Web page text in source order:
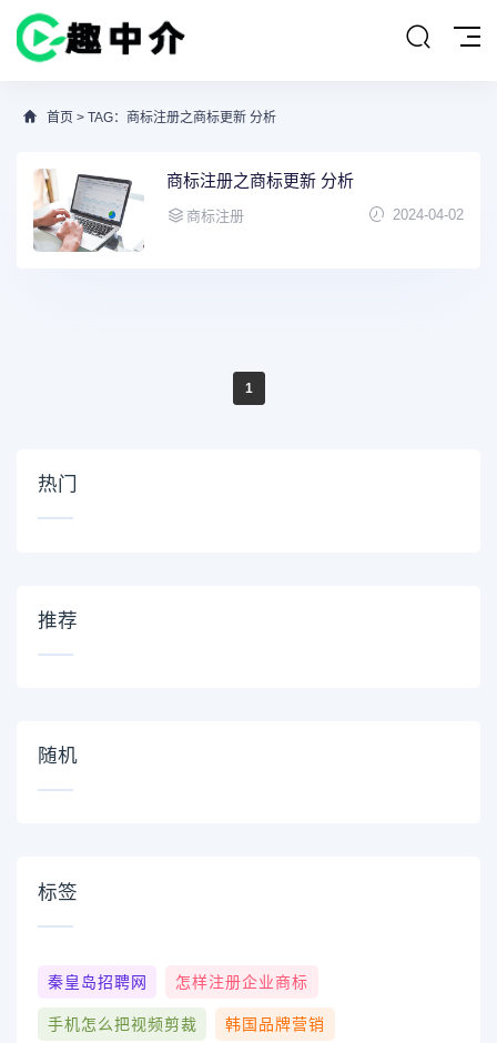
首页 > TAG：商标注册之商标更新 分析
商标注册之商标更新 分析
商标注册 2024-04-02
1
热门
推荐
随机
标签
秦皇岛招聘网 怎样注册企业商标
手机怎么把视频剪裁 韩国品牌营销